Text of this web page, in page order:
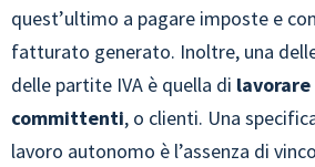
quest’ultimo a pagare imposte e
fatturato generato. Inoltre, una
delle partite IVA è quella di
committenti, o clienti. Una
lavoro autonomo è l’assenza di